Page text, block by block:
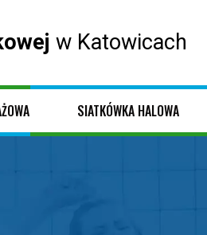
w Katowicach
SIATKÓWKA HALOWA